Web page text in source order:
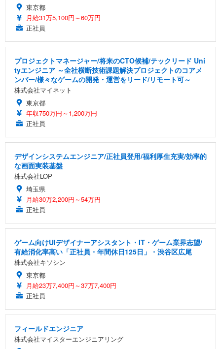
東京都
月給31万5,100円～60万円
正社員
プロジェクトマネージャー/将来のCTO候補/テックリード Uni
tyエンジニア ～全社横断技術課題解決プロジェクトのコアメ
ンバー/様々なゲームの開発・運営をリード/リモート可～
株式会社マイネット
東京都
年収750万円～1,200万円
正社員
デザインシステムエンジニア/正社員登用/福利厚生充実/効率的
な画面実装基盤
株式会社LOP
埼玉県
月給30万2,200円～54万円
正社員
ゲーム向けUIデザイナーアシスタント・IT・ゲーム業界志望/
有給消化率高い「正社員・年間休日125日」・渋谷区広尾
株式会社キソシン
東京都
月給23万7,400円～37万7,400円
正社員
フィールドエンジニア
株式会社マイスターエンジニアリング